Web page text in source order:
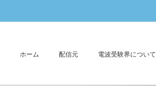
ホーム 配信元 電波受験界について